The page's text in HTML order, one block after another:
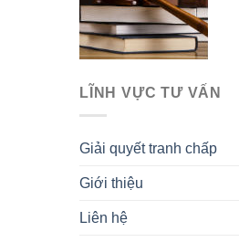
LĨNH VỰC TƯ VẤN
Giải quyết tranh chấp
Giới thiệu
Liên hệ